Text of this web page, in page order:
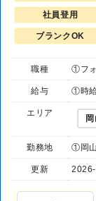
社員登用
ブランクOK
職種 ①フ
給与 ①時
エリア
勤務地 ①岡
更新